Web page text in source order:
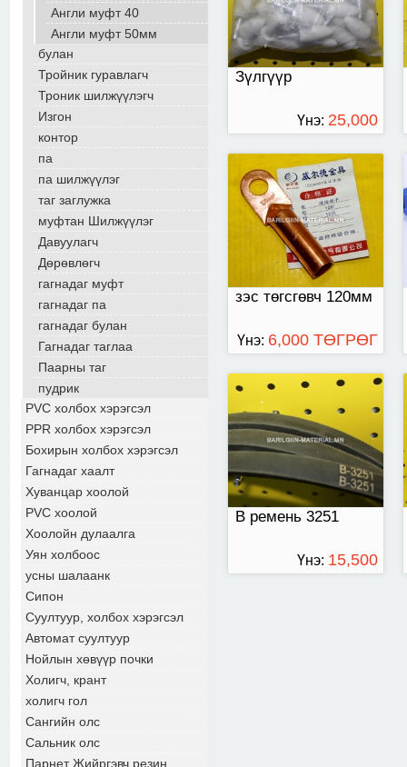
Англи муфт 40
Англи муфт 50мм
булан
Тройник гуравлагч
Троник шилжүүлэгч
Изгон
контор
па
па шилжүүлэг
таг заглужка
муфтан Шилжүүлэг
Давуулагч
Дөрөвлөгч
гагнадаг муфт
гагнадаг па
гагнадаг булан
Гагнадаг таглаа
Паарны таг
пудрик
PVC холбох хэрэгсэл
PPR холбох хэрэгсэл
Бохирын холбох хэрэгсэл
Гагнадаг хаалт
Хуванцар хоолой
PVC хоолой
Хоолойн дулаалга
Уян холбоос
усны шалаанк
Сипон
Суултуур, холбох хэрэгсэл
Автомат суултуур
Нойлын хөвүүр почки
Холигч, крант
холигч гол
Сангийн олс
Сальник олс
Парнет Жийргэвч резин
Зүлгүүр
Үнэ: 25,000
ТӨГРӨГ
зэс төгсгөвч 120мм
Үнэ: 6,000 ТӨГРӨГ
В ремень 3251
В ремень 3251
Үнэ: 15,500